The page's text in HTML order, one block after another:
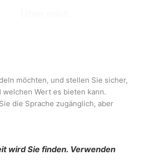
möchten, und stellen Sie sicher,
Wert es bieten kann.
die Sprache zugänglich, aber
wird Sie finden. Verwenden